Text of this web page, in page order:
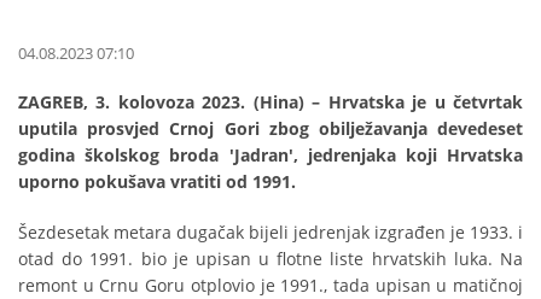
04.08.2023 07:10
ZAGREB, 3. kolovoza 2023. (Hina) – Hrvatska je u četvrtak
uputila prosvjed Crnoj Gori zbog obilježavanja devedeset
godina školskog broda 'Jadran', jedrenjaka koji Hrvatska
uporno pokušava vratiti od 1991.
Šezdesetak metara dugačak bijeli jedrenjak izgrađen je 1933. i
otad do 1991. bio je upisan u flotne liste hrvatskih luka. Na
remont u Crnu Goru otplovio je 1991., tada upisan u matičnoj